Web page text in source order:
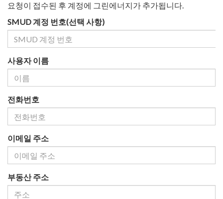
요청이 접수된 후 계정에 그린에너지가 추가됩니다.
SMUD 계정 번호(선택 사항)
사용자 이름
전화번호
이메일 주소
부동산 주소